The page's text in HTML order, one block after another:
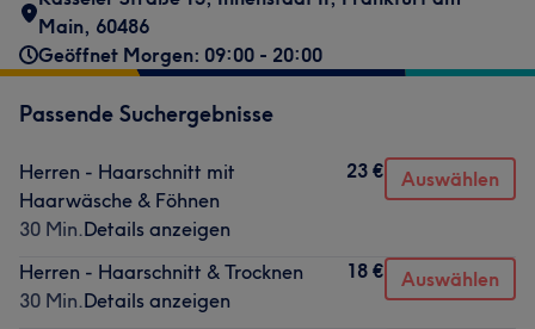
Main, 60486
Geöffnet Morgen: 09:00 - 20:00
Passende Suchergebnisse
Herren - Haarschnitt mit
Haarwäsche & Föhnen
30 Min.Details anzeigen
23 € Auswählen
Herren - Haarschnitt & Trocknen
30 Min.Details anzeigen
18 € Auswählen